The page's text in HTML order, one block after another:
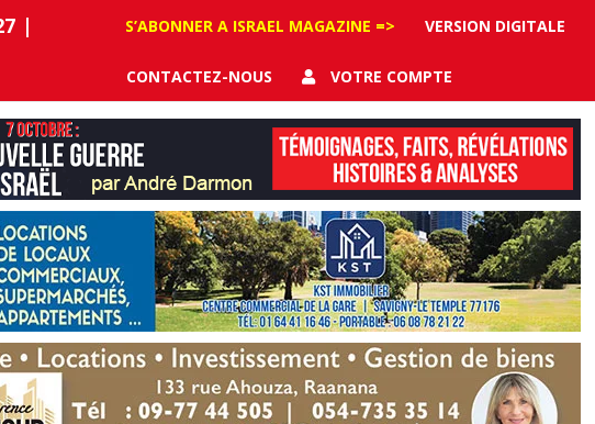
|
S’ABONNER A ISRAEL MAGAZINE => VERSION DIGITALE
CONTACTEZ-NOUS VOTRE COMPTE